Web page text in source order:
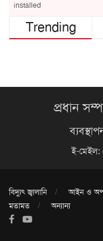
installed
Trending
প্রধান
ই-মেইল:
বিদ্যুৎ জ্বালানি আইন ও
মতামত
অন্যান্য